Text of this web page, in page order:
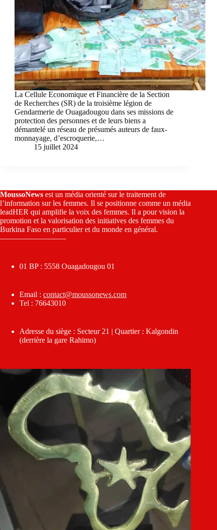
La Cellule Economique et Financière de la Section
de Recherches (SR) de la troisième légion de
Gendarmerie de Ouagadougou dans ses missions de
protection des personnes et de leurs biens a
démantelé un réseau de présumés auteurs de faux-
monnayage, d’escroquerie,…
15 juillet 2024
MoussoNews est un média orienté sur le traitement de
l’information sur les femmes. Il se positionne comme un média
leadHER qui amplifie la voix des femmes. Il a pour vision la
promotion et la valorisation des initiatives des femmes du
Burkina Faso en particulier et du monde en général.
————————–
01 BP : 5558 Ouagadougou 01
Email : contact@moussonews.com
Tel : 76643010
Adresse du siège : Secteur 21 | Quartier : Kalgondin
(derrière la gare Rahimo)